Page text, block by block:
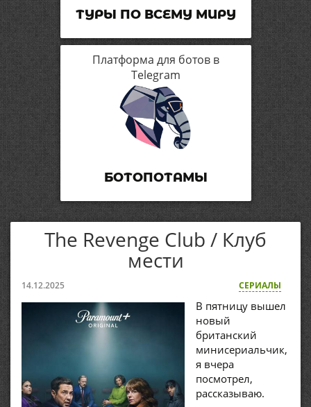
ТУРЫ ПО ВСЕМУ МИРУ
Платформа для ботов в
Telegram
БОТОПОТАМЫ
The Revenge Club / Клуб
мести
14.12.2025 СЕРИАЛЫ
В пятницу вышел
новый
британский
минисериальчик,
я вчера
посмотрел,
рассказываю.